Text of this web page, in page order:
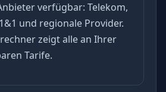
verfügbar: Telekom,
und regionale Provider.
zeigt alle an Ihrer
Tarife.